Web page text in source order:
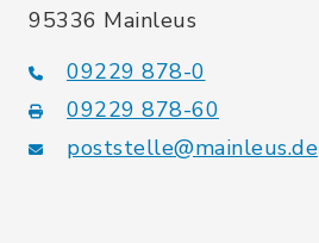
95336 Mainleus
09229 878-0
09229 878-60
poststelle@mainleus.de